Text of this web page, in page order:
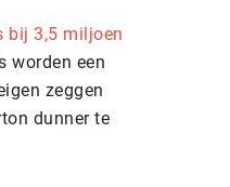
bij 3,5 miljoen
worden een
zeggen
dunner te